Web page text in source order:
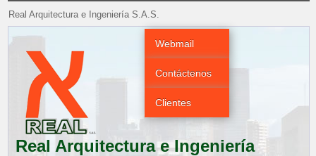
Real Arquitectura e Ingeniería S.A.S.
Webmail
Contáctenos
Clientes
Real Arquitectura e Ingeniería